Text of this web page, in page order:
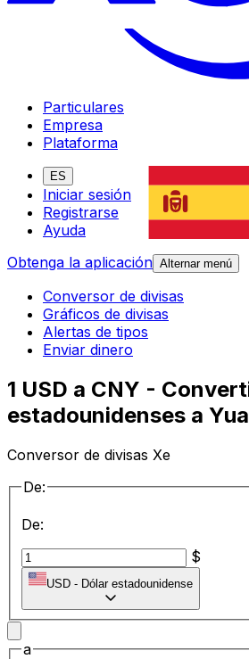
Particulares
Empresa
Plataforma
ES
Iniciar sesión
Registrarse
Ayuda
Obtenga la aplicación Alternar menú
Conversor de divisas
Gráficos de divisas
Alertas de tipos
Enviar dinero
1 USD a CNY -
estadounidenses a
Conversor de divisas Xe
De:
De:
$
USD - Dólar estadounidense
a